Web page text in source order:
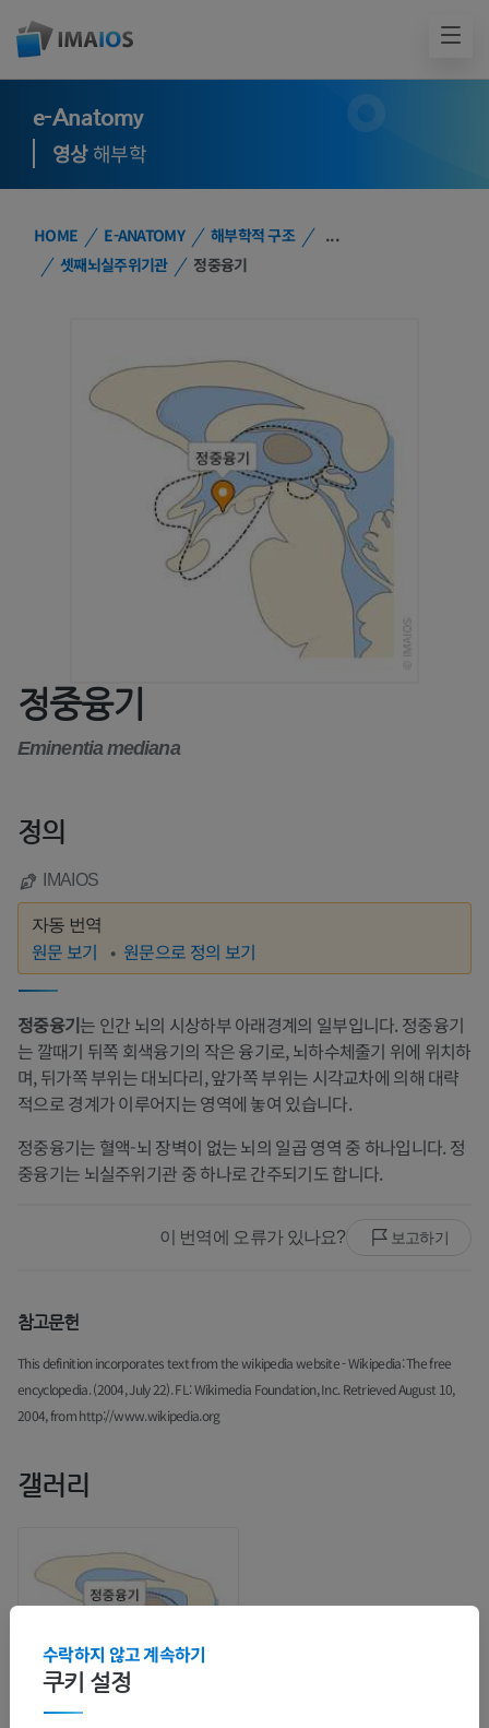
e-Anatomy
영상해부학
HOME E-ANATOMY 해부학적 구조
...
셋째뇌실주위기관
정중융기
정중융기
Eminentia mediana
정의
IMAIOS
자동 번역
원문 보기 원문으로 정의 보기
정중융기는 인간 뇌의 시상하부 아래경계의 일부입니다. 정중융기
는 깔때기 뒤쪽 회색융기의 작은 융기로, 뇌하수체줄기 위에 위치하
며, 뒤가쪽 부위는 대뇌다리, 앞가쪽 부위는 시각교차에 의해 대략
적으로 경계가 이루어지는 영역에 놓여 있습니다.
정중융기는 혈액-뇌 장벽이 없는 뇌의 일곱 영역 중 하나입니다. 정
중융기는 뇌실주위기관 중 하나로 간주되기도 합니다.
이 번역에 오류가 있나요? 보고하기
참고문헌
This definition incorporates text from the wikipedia website - Wikipedia: The free
encyclopedia. (2004, July 22). FL: Wikimedia Foundation, Inc. Retrieved August 10,
2004, from http://www.wikipedia.org
갤러리
쿠키 설정
수락하지 않고 계속하기